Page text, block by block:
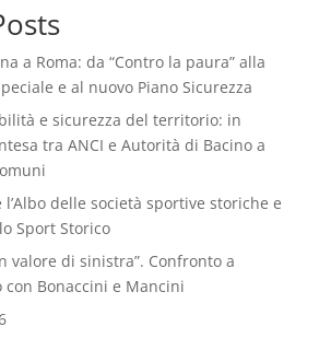
a Roma: da “Contro la paura” alla
e al nuovo Piano Sicurezza
e sicurezza del territorio: in
tra ANCI e Autorità di Bacino a
delle società sportive storiche e
Sport Storico
valore di sinistra”. Confronto a
con Bonaccini e Mancini